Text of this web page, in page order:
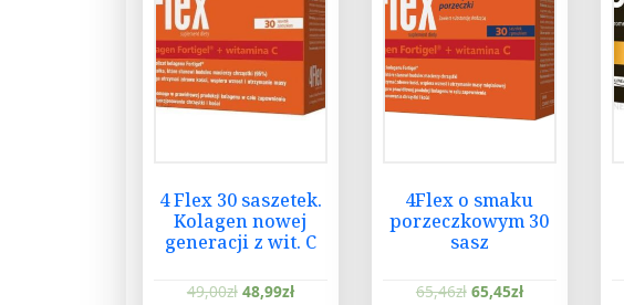
4 Flex 30 saszetek.
Kolagen nowej
generacji z wit. C
49,00zł 48,99zł
4Flex o smaku
porzeczkowym 30
sasz
65,46zł 65,45zł